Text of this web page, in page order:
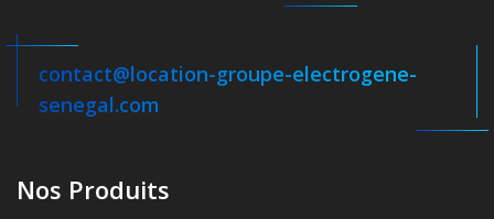
contact@location-groupe-electrogene-
senegal.com
Nos Produits